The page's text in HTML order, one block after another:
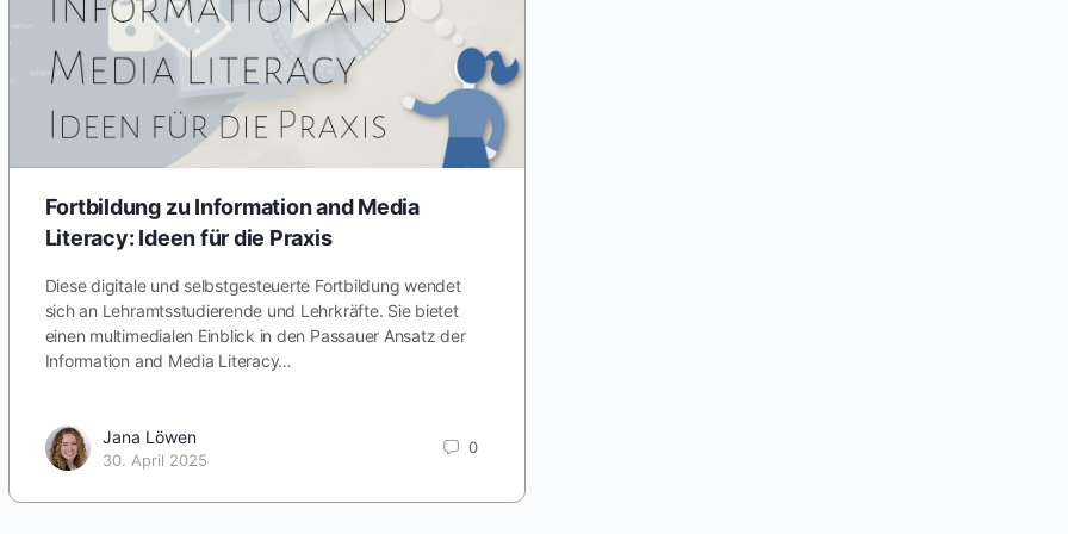
Fortbildung zu Information and Media
Literacy: Ideen für die Praxis
Diese digitale und selbstgesteuerte Fortbildung wendet
sich an Lehramtsstudierende und Lehrkräfte. Sie bietet
einen multimedialen Einblick in den Passauer Ansatz der
Information and Media Literacy…
Jana Löwen
30. April 2025
0